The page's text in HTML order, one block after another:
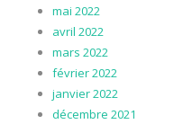
mai 2022
avril 2022
mars 2022
février 2022
janvier 2022
décembre 2021